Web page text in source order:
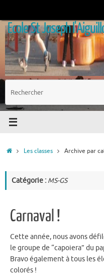
contenu
Ecole St Joseph
AccueilLes classes Archive par
Catégorie : MS-GS
Carnaval !
Cette année, nous avons
le groupe de “capoiera” du
Bravo également à tous les
colorés !